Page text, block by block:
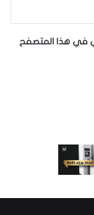
في هذا المتصفح